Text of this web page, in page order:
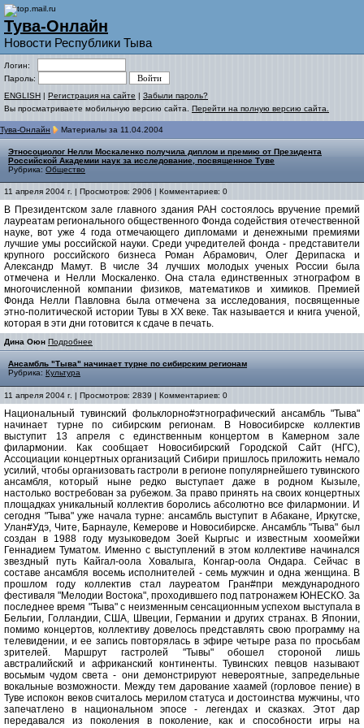
Тува-Онлайн
Новости Республики Тыва
Логин:
Пароль:
ENGLISH | Регистрация на сайте | Забыли пароль?
Вы просматриваете мобильную версию сайта. Перейти на полную версию сайта.
Тува-Онлайн Материалы за 11.04.2004
Этносоциолог Нелли Москаленко получила диплом и премию от Президента
Российской Академии наук за исследование, посвященное Туве
Рубрика: Общество
11 апреля 2004 г. | Просмотров: 2906 | Комментариев: 0
В Президентском зале главного здания РАН состоялось вручение премий
лауреатам регионального общественного Фонда содействия отечественной
науке, вот уже 4 года отмечающего дипломами и денежными премиями
лучшие умы российской науки. Среди учредителей фонда - представители
крупного российского бизнеса Роман Абрамович, Олег Дерипаска и
Александр Мамут. В числе 34 лучших молодых ученых России была
отмечена и Нелли Москаленко. Она стала единственных этнографом в
многочисленной компании физиков, математиков и химиков. Премией
Фонда Нелли Павловна была отмечена за исследования, посвященные
этно-политической истории Тувы в ХХ веке. Так называется и книга ученой,
которая в эти дни готовится к сдаче в печать.
Дина Оюн Подробнее
Ансамбль "Тыва" начинает турне по сибирским регионам
Рубрика: Культура
11 апреля 2004 г. | Просмотров: 2839 | Комментариев: 0
Национальный тувинский фольклорно#этнографический ансамбль "Тыва"
начинает турне по сибирским регионам. В Новосибирске коллектив
выступит 13 апреля с единственным концертом в Камерном зале
филармонии. Как сообщает Новосибирский Городской Сайт (НГС),
Ассоциации концертных организаций Сибири пришлось приложить немало
усилий, чтобы организовать гастроли в регионе популярнейшего тувинского
ансамбля, который ныне редко выступает даже в родном Кызыле,
настолько востребован за рубежом. За право принять на своих концертных
площадках уникальный коллектив боролись абсолютно все филармонии. И
сегодня "Тыва" уже начала турне: ансамбль выступит в Абакане, Иркутске,
Улан#Удэ, Чите, Барнауле, Кемерове и Новосибирске. Ансамбль "Тыва" был
создан в 1988 году музыковедом Зоей Кыргыс и известным хоомейжи
Геннадием Туматом. Именно с выступлений в этом коллективе начинался
звездный путь Кайгал-оола Ховалыга, Конгар-оола Ондара. Сейчас в
составе ансамбля восемь исполнителей - семь мужчин и одна женщина. В
прошлом году коллектив стал лауреатом Гран#при международного
фестиваля "Мелодии Востока", проходившего под патронажем ЮНЕСКО. За
последнее время "Тыва" с неизменным сенсационным успехом выступала в
Бельгии, Голландии, США, Швеции, Германии и других странах. В Японии,
помимо концертов, коллективу довелось представлять свою программу на
телевидении, и ее запись повторялась в эфире четыре раза по просьбам
зрителей. Маршрут гастролей "Тывы" обошел стороной лишь
австралийский и африканский континенты. Тувинских певцов называют
восьмым чудом света - они демонстрируют невероятные, запредельные
вокальные возможности. Между тем дарование хаамей (горловое пение) в
Туве испокон веков считалось мерилом статуса и достоинства мужчины, что
запечатлено в национальном эпосе - легендах и сказках. Этот дар
передавался из поколения в поколение, как и способности игры на